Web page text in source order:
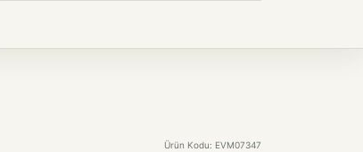
KURUMSAL ÇÖZÜMLER
Ürün Kodu: EVM07347